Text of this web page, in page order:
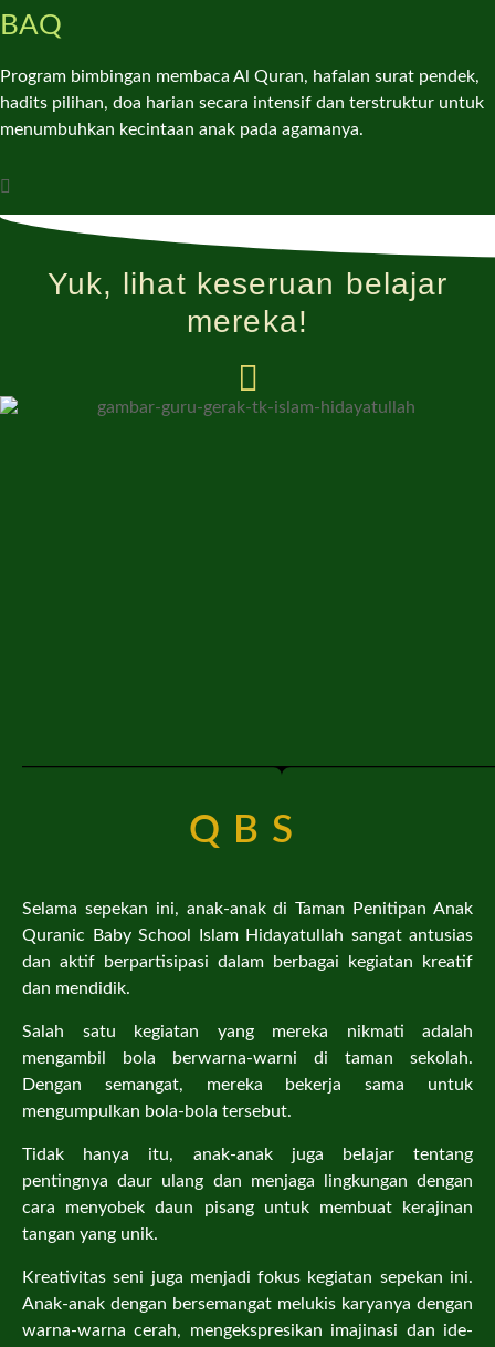
BAQ
Program bimbingan membaca Al Quran, hafalan surat pendek,
hadits pilihan, doa harian secara intensif dan terstruktur untuk
menumbuhkan kecintaan anak pada agamanya.
Yuk, lihat keseruan belajar
mereka!
QBS
Selama sepekan ini, anak-anak di Taman Penitipan Anak
Quranic Baby School Islam Hidayatullah sangat antusias
dan aktif berpartisipasi dalam berbagai kegiatan kreatif
dan mendidik.
Salah satu kegiatan yang mereka nikmati adalah
mengambil bola berwarna-warni di taman sekolah.
Dengan semangat, mereka bekerja sama untuk
mengumpulkan bola-bola tersebut.
Tidak hanya itu, anak-anak juga belajar tentang
pentingnya daur ulang dan menjaga lingkungan dengan
cara menyobek daun pisang untuk membuat kerajinan
tangan yang unik.
Kreativitas seni juga menjadi fokus kegiatan sepekan ini.
Anak-anak dengan bersemangat melukis karyanya dengan
warna-warna cerah, mengekspresikan imajinasi dan ide-